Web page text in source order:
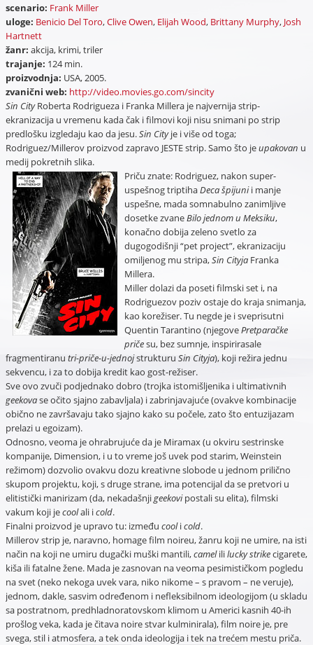
scenario: Frank Miller
uloge: Benicio Del Toro,Clive Owen, Elijah Wood, Brittany Murphy, Josh
Hartnett
žanr: akcija, krimi, triler
trajanje: 124 min.
proizvodnja: USA, 2005.
zvanični web: http://video.movies.go.com/sincity
Sin CityRoberta Rodrigueza i Franka Millera je najvernija strip-
ekranizacija u vremenu kada čak i filmovi koji nisu snimani po strip
predlošku izgledaju kao da jesu.Sin Cityje i više od toga;
Rodriguez/Millerov proizvod zapravo JESTE strip. Samo što jeupakovan u
medij pokretnih slika.
Priču znate: Rodriguez, nakon super-
uspešnog triptihaDeca špijunii manje
uspešne, mada somnabulno zanimljive
dosetke zvaneBilo jednom u Meksiku,
konačno dobija zeleno svetlo za
dugogodišnji “pet project”, ekranizaciju
omiljenog mu stripa,Sin CityjaFranka
Millera.
Miller dolazi da poseti filmski set i, na
Rodriguezov poziv ostaje do kraja snimanja,
kao korežiser. Tu negde je i sveprisutni
Quentin Tarantino (njegovePretparačke
pričesu, bez sumnje, inspirirasale
fragmentiranu tri-priče-u-jednojstrukturu Sin Cityja), koji režira jednu
sekvencu, i za to dobija kredit kao gost-režiser.
Sve ovo zvuči podjednako dobro (trojka istomišljenika i ultimativnih
geekovase očito sjajno zabavljala) i zabrinjavajuće (ovakve kombinacije
obično ne završavaju tako sjajno kako su počele, zato što entuzijazam
prelazi u egoizam).
Odnosno, veoma je ohrabrujuće da je Miramax (u okviru sestrinske
kompanije, Dimension, i u to vreme još uvek pod starim, Weinstein
režimom) dozvolio ovakvu dozu kreativne slobode u jednom prilično
skupom projektu, koji, s druge strane, ima potencijal da se pretvori u
elitistički manirizam (da, nekadašnjigeekovipostali su elita), filmski
vakum koji jecoolali icold.
Finalni proizvod je upravo tu: između coolicold.
Millerov strip je, naravno, homage film noireu, žanru koji ne umire, na isti
način na koji ne umiru dugački muški mantili,camelililucky strikecigarete,
kiša ili fatalne žene. Mada je zasnovan na veoma pesimističkom pogledu
na svet (neko nekoga uvek vara, niko nikome – s pravom – ne veruje),
jednom, dakle, sasvim određenom i nefleksibilnom ideologijom (u skladu
sa postratnom, predhladnoratovskom klimom u Americi kasnih 40-ih
prošlog veka, kada je čitava noire stvar kulminirala), film noire je, pre
svega, stil i atmosfera, a tek onda ideologija i tek na trećem mestu priča.